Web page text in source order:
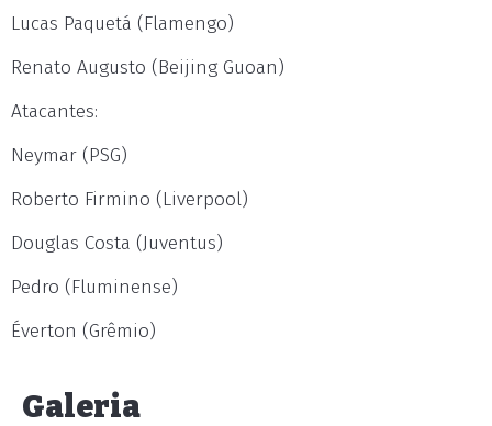
Lucas Paquetá (Flamengo)
Renato Augusto (Beijing Guoan)
Atacantes:
Neymar (PSG)
Roberto Firmino (Liverpool)
Douglas Costa (Juventus)
Pedro (Fluminense)
Éverton (Grêmio)
Galeria